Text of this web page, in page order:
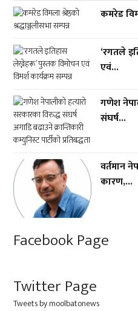
कमरेड
‘रगतले
एवं...
गणेश
संघर्ष...
वर्तमान
कारण,...
Facebook Page
Twitter Page
Tweets by moolbatonews